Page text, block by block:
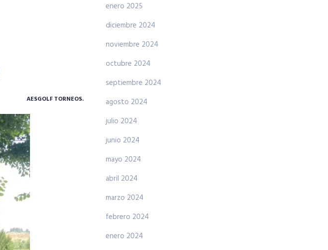
AESGOLF TORNEOS.
enero 2025
diciembre 2024
noviembre 2024
octubre 2024
septiembre 2024
agosto 2024
julio 2024
junio 2024
mayo 2024
abril 2024
marzo 2024
febrero 2024
enero 2024